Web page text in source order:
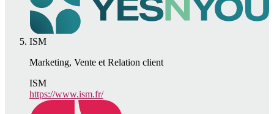
ISM
Marketing, Vente et Relation client
ISM
https://www.ism.fr/